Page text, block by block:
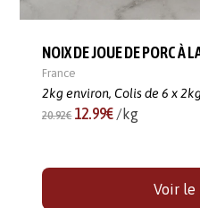
NOIX DE JOUE DE PORC À
France
2kg environ, Colis de 6 x
20.92€ 12.99€ /kg
Voir le